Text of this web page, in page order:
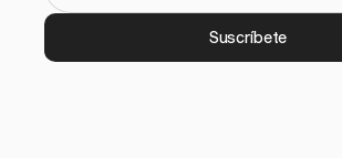
Suscríbete